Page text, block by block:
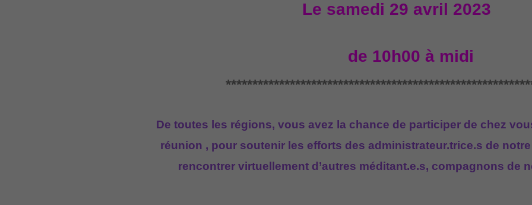
Le samedi 29 avril 2023
de 10h00 à midi
De toutes les régions, vous avez la chance de participer de chez
réunion , pour soutenir les efforts des administrateur.trice.s de
rencontrer virtuellement d’autres méditant.e.s, compagnons de